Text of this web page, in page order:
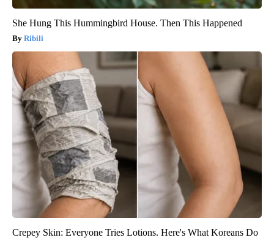
She Hung This Hummingbird House. Then This Happened
Ribili
Crepey Skin: Everyone Tries Lotions. Here's What Koreans Do